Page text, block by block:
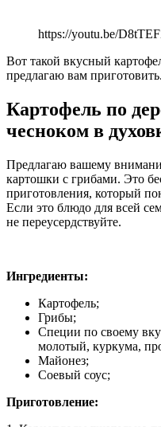
https://youtu.be/
Вот такой вкусный
предлагаю вам приготовить.
Картофель по
чесноком в
Предлагаю вашему
картошки с грибами. Это
приготовления, который
Если это блюдо для всей
не переусердствуйте.
Ингредиенты:
Картофель;
Грибы;
Специи по своему
молотый, куркума,
Майонез;
Соевый соус;
Приготовление: